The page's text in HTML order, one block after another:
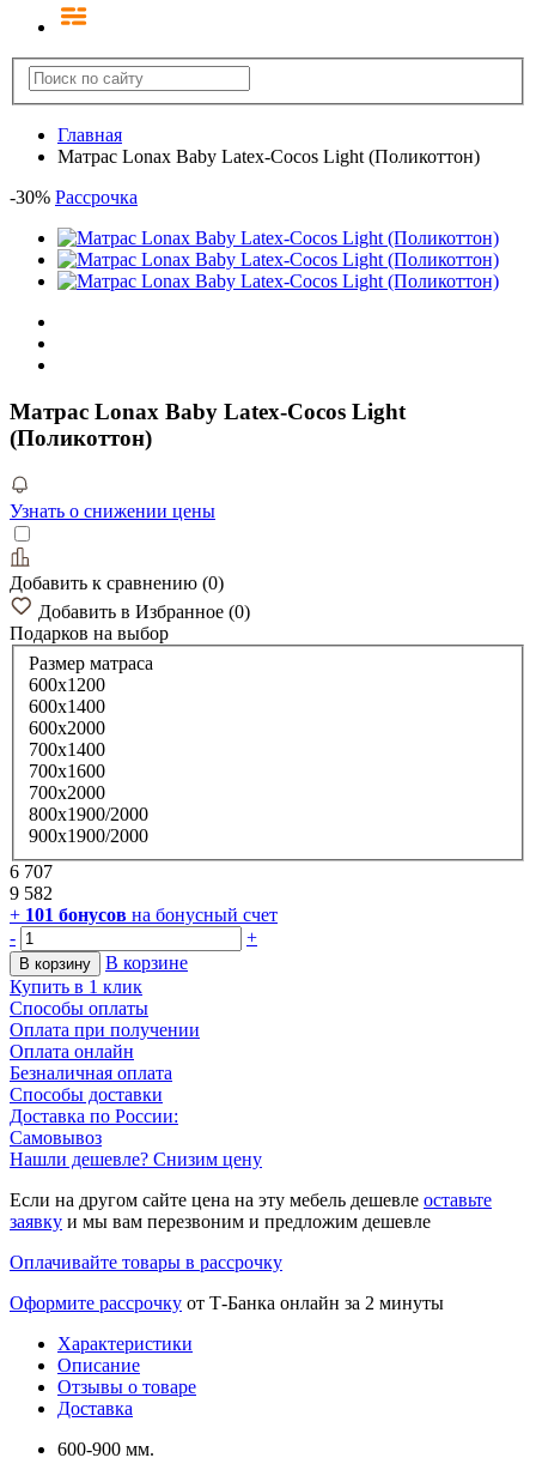
Главная
Матрас Lonax Baby Latex-Cocos Light (Поликоттон)
-30% Рассрочка
Матрас Lonax Baby Latex-Cocos Light
(Поликоттон)
Узнать о снижении цены
Добавить к сравнению (0)
Добавить в Избранное (0)
Подарков на выбор
Размер матраса
600х1200
600х1400
600х2000
700х1400
700х1600
700х2000
800х1900/2000
900х1900/2000
6 707
9 582
+ 101 бонусов на бонусный счет
-
+
В корзину
В корзине
Купить в 1 клик
Способы оплаты
Оплата при получении
Оплата онлайн
Безналичная оплата
Способы доставки
Доставка по России:
Самовывоз
Нашли дешевле? Снизим цену
Если на другом сайте цена на эту мебель дешевле оставьте
заявку и мы вам перезвоним и предложим дешевле
Оплачивайте товары в рассрочку
Оформите рассрочку от Т-Банка онлайн за 2 минуты
Характеристики
Описание
Отзывы о товаре
Доставка
600-900 мм.